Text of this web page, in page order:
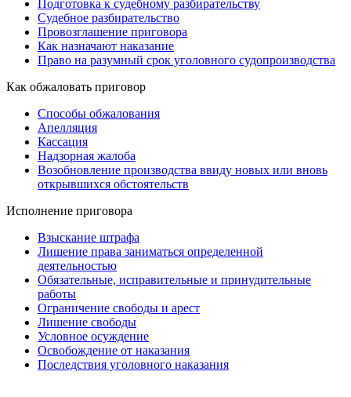
Подготовка к судебному разбирательству
Судебное разбирательство
Провозглашение приговора
Как назначают наказание
Право на разумный срок уголовного судопроизводства
Как обжаловать приговор
Способы обжалования
Апелляция
Кассация
Надзорная жалоба
Возобновление производства ввиду новых или вновь
открывшихся обстоятельств
Исполнение приговора
Взыскание штрафа
Лишение права заниматься определенной
деятельностью
Обязательные, исправительные и принудительные
работы
Ограничение свободы и арест
Лишение свободы
Условное осуждение
Освобождение от наказания
Последствия уголовного наказания